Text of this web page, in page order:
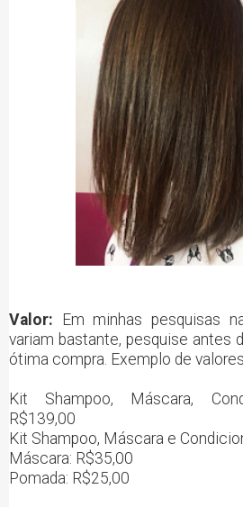
Valor: Em minhas pesquisas
variam bastante, pesquise antes
ótima compra. Exemplo de
Kit Shampoo, Máscara,
R$139,00
Kit Shampoo, Máscara e
Máscara: R$35,00
Pomada: R$25,00